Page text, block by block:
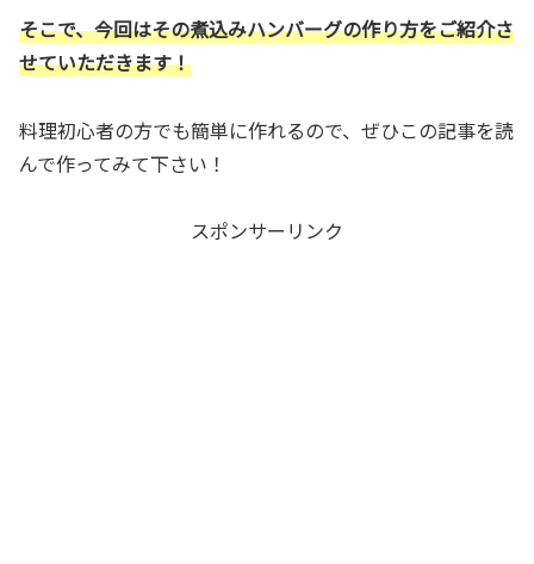
そこで、今回はその煮込みハンバーグの作り方をご紹介さ
せていただきます！
料理初心者の方でも簡単に作れるので、ぜひこの記事を読
んで作ってみて下さい！
スポンサーリンク